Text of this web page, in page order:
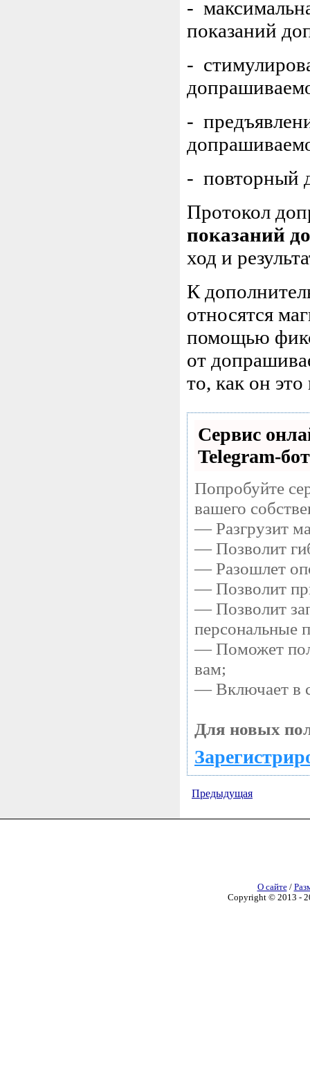
-
показаний
-
-
- повторный
Протокол
показаний
ход и
К
относятся
помощью
от
то, как он это
Сервис
Telegram-
Попробуйте
вашего
— Разгрузит
— Позволит
— Разошлет
— Позволит
— Позволит
персональные
— Поможет
вам;
— Включает в
Для новых
Предыдущая
О сайте/
Copyright © 2013 -